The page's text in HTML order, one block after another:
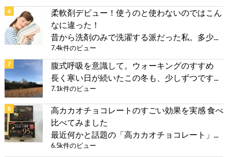
柔軟剤デビュー！使うのと使わないのではこん
なに違った！
昔から洗剤のみで洗濯する派だった私。多少...
7.4k件のビュー
腹式呼吸を意識して。ウォーキングのすすめ
長く寒い日が続いたこの冬も、少しずつです...
7.1k件のビュー
高カカオチョコレートのすごい効果を実感 食べ
比べてみました
最近何かと話題の「高カカオチョコレート」...
6.5k件のビュー